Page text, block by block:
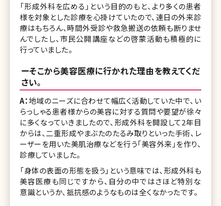
「形成外科を広める」という目的のもと、より多くの患者
様を対象とした診療を心掛けていたので、連日の外来診
療はもちろん、時間外受診や救急搬送の依頼も断りませ
んでしたし、市民公開講座などの啓蒙活動も積極的に
行っていました。
ーそこから美容医療に行かれた理由を教えてくだ
さい。
A：地域のニーズに合わせて幅広く活動していた中で、い
らっしゃる患者様からの美容に対する質問や要望が徐々
に多くなっていきましたので、形成外科を開設して2年目
からは、二重形成やまぶたのたるみ取りといった手術、レ
ーザーを用いた美肌治療などを行う「美容外来」を作り、
診療していました。
「身体の表面の形態を扱う」という意味では、形成外科も
美容医療も同じですから、自分の中ではさほど特別な
意識というか、抵抗感のようなものは全くなかったです。